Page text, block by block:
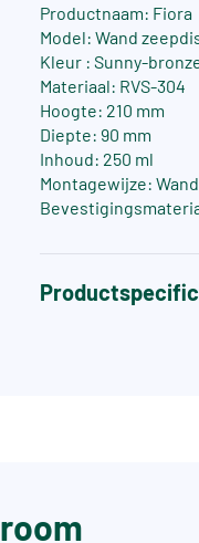
Productnaam: Fiora
Model: Wand
Kleur : Sunny-
Materiaal: RVS-304
Hoogte: 210 mm
Diepte: 90 mm
Inhoud: 250 ml
Montagewijze: Wand